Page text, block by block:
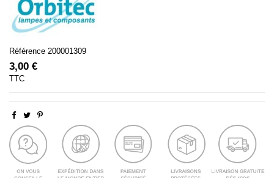
Référence 200001309
3,00 €
TTC